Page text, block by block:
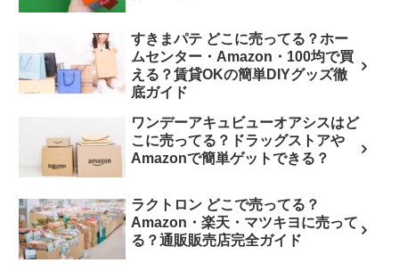
すきまパテ どこに売ってる？ホー
ムセンター・Amazon・100均で買
える？賃貸OKの簡単DIYグッズ徹
底ガイド
ワンデーアキュビューオアシスはど
こに売ってる？ドラッグストアや
Amazonで簡単ゲットできる？
ラクトロン どこで売ってる？
Amazon・楽天・マツキヨに売って
る？通販販売店完全ガイド